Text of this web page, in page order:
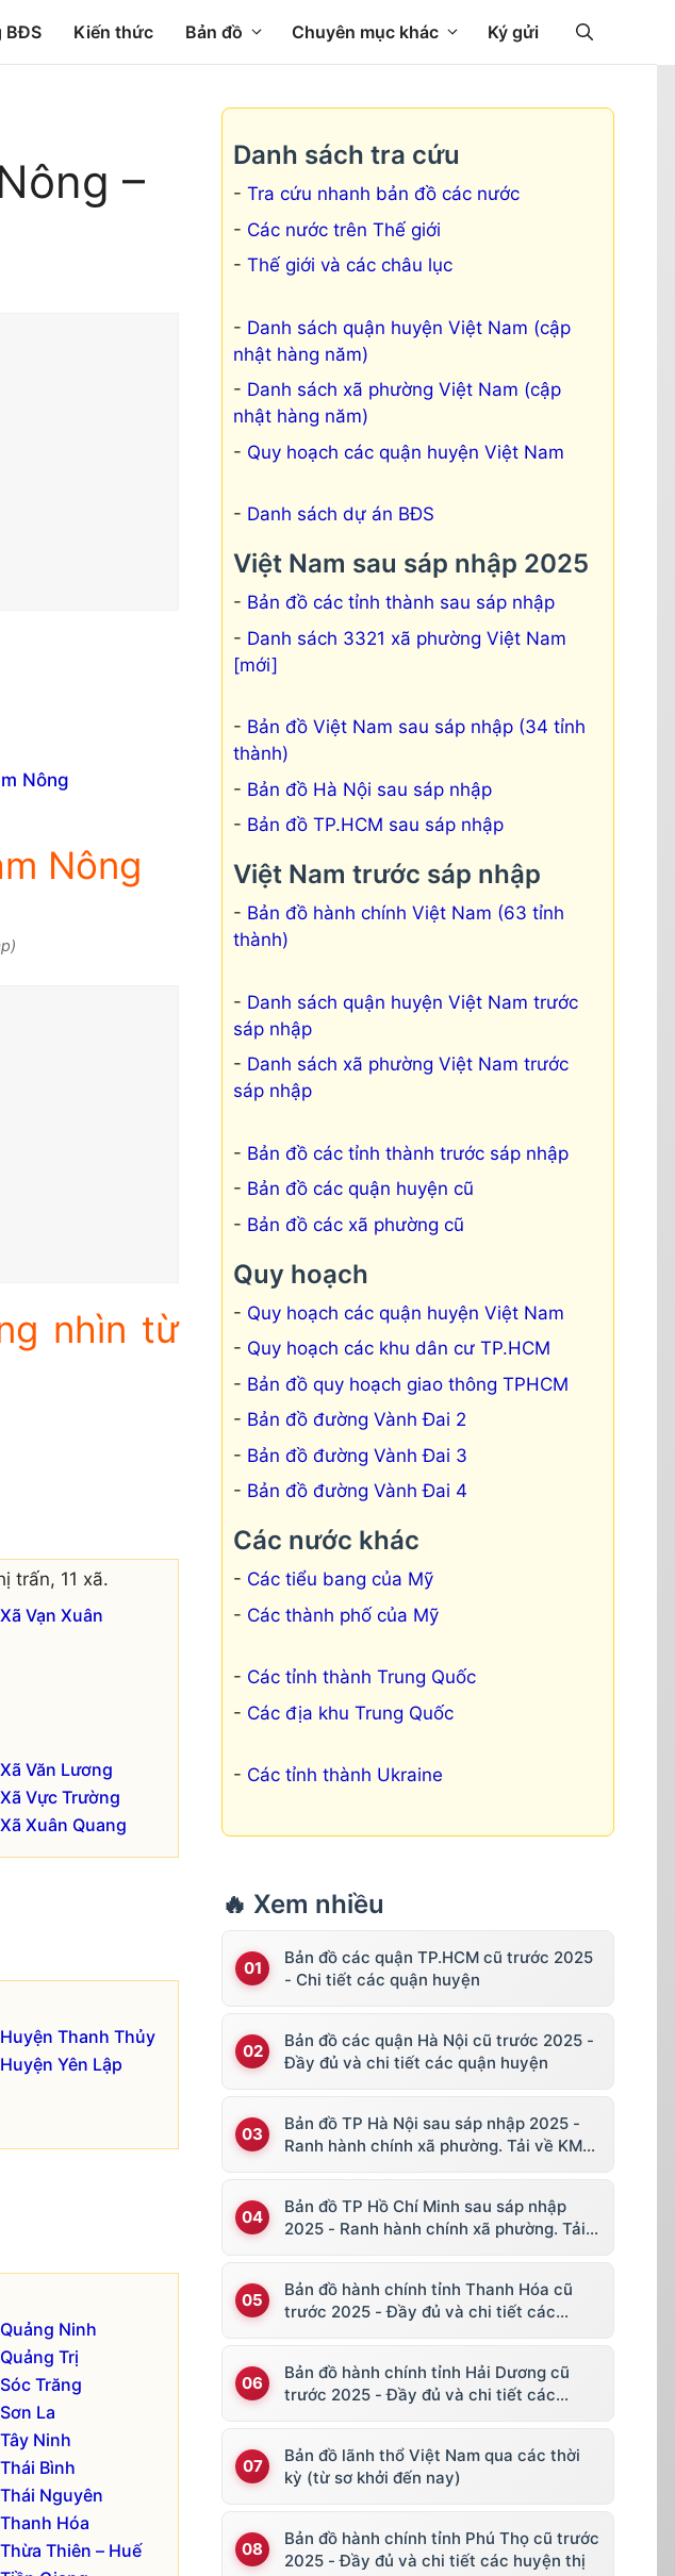
BĐS Kiến thức Bản đồ Chuyên mục khác Ký gửi
–
Nông
nhìn từ
trấn, 11 xã.
Xã Vạn Xuân
Xã Văn Lương
Xã Vực Trường
Xã Xuân Quang
Huyện Thanh Thủy
Huyện Yên Lập
Quảng Ninh
Quảng Trị
Sóc Trăng
Sơn La
Tây Ninh
Thái Bình
Thái Nguyên
Thanh Hóa
Thừa Thiên – Huế
Danh sách tra cứu
Tra cứu nhanh bản đồ các nước
Các nước trên Thế giới
Thế giới và các châu lục
Danh sách quận huyện Việt Nam (cập
nhật hàng năm)
Danh sách xã phường Việt Nam (cập
nhật hàng năm)
Quy hoạch các quận huyện Việt Nam
Danh sách dự án BĐS
Việt Nam sau sáp nhập 2025
Bản đồ các tỉnh thành sau sáp nhập
Danh sách 3321 xã phường Việt Nam
[mới]
Bản đồ Việt Nam sau sáp nhập (34 tỉnh
thành)
Bản đồ Hà Nội sau sáp nhập
Bản đồ TP.HCM sau sáp nhập
Việt Nam trước sáp nhập
Bản đồ hành chính Việt Nam (63 tỉnh
thành)
Danh sách quận huyện Việt Nam trước
sáp nhập
Danh sách xã phường Việt Nam trước
sáp nhập
Bản đồ các tỉnh thành trước sáp nhập
Bản đồ các quận huyện cũ
Bản đồ các xã phường cũ
Quy hoạch
Quy hoạch các quận huyện Việt Nam
Quy hoạch các khu dân cư TP.HCM
Bản đồ quy hoạch giao thông TPHCM
Bản đồ đường Vành Đai 2
Bản đồ đường Vành Đai 3
Bản đồ đường Vành Đai 4
Các nước khác
Các tiểu bang của Mỹ
Các thành phố của Mỹ
Các tỉnh thành Trung Quốc
Các địa khu Trung Quốc
Các tỉnh thành Ukraine
🔥 Xem nhiều
Bản đồ các quận TP.HCM cũ trước 2025
- Chi tiết các quận huyện
Bản đồ các quận Hà Nội cũ trước 2025 -
Đầy đủ và chi tiết các quận huyện
Bản đồ TP Hà Nội sau sáp nhập 2025 -
Ranh hành chính xã phường. Tải về KML,
Bản đồ TP Hồ Chí Minh sau sáp nhập
2025 - Ranh hành chính xã phường. Tải
Bản đồ hành chính tỉnh Thanh Hóa cũ
trước 2025 - Đầy đủ và chi tiết các
Bản đồ hành chính tỉnh Hải Dương cũ
trước 2025 - Đầy đủ và chi tiết các
Bản đồ lãnh thổ Việt Nam qua các thời
kỳ (từ sơ khởi đến nay)
Bản đồ hành chính tỉnh Phú Thọ cũ trước
2025 - Đầy đủ và chi tiết các huyện thị